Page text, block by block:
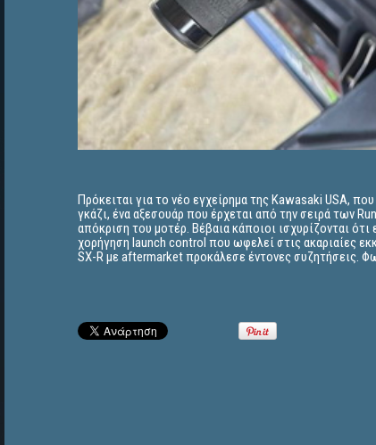
Πρόκειται για το νέο εγχείρημα της Kawasaki USA,
γκάζι, ένα αξεσουάρ που έρχεται από την σειρά των
απόκριση του μοτέρ. Βέβαια κάποιοι ισχυρίζονται
χορήγηση launch control που ωφελεί στις ακαριαίες
SX-R με aftermarket προκάλεσε έντονες συζητήσεις.